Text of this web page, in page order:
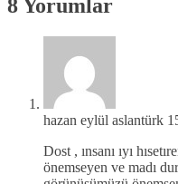
8 Yorumlar
hazan eylül aslantürk
Dost , ınsanı ıyı
önemseyen ve madı